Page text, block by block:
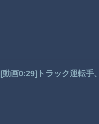
[動画0:29]トラック運転手